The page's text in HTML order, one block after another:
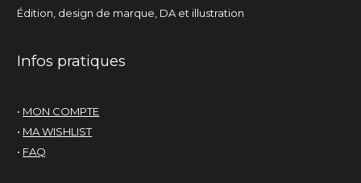
Édition, design de marque, DA et illustration
Infos pratiques
• MON COMPTE
• MA WISHLIST
• FAQ